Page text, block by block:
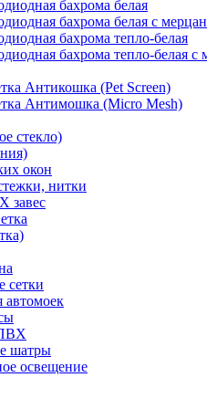
бахрома белая
бахрома белая с
бахрома тепло-белая
бахрома тепло-белая с
Антикошка (Pet Screen)
Антимошка (Micro Mesh)
стекло)
окон
нитки
завес
сетки
шатры
освещение